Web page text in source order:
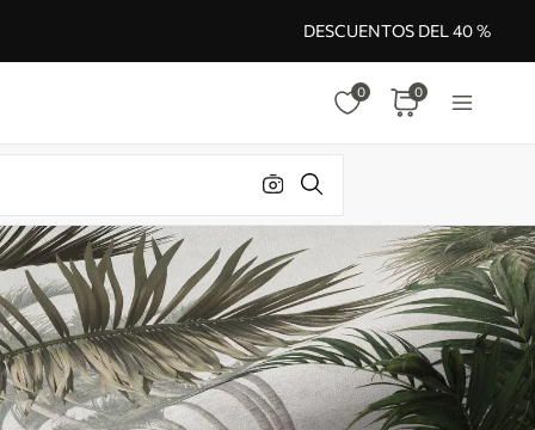
DESCUENTOS DEL 40 %
0 0